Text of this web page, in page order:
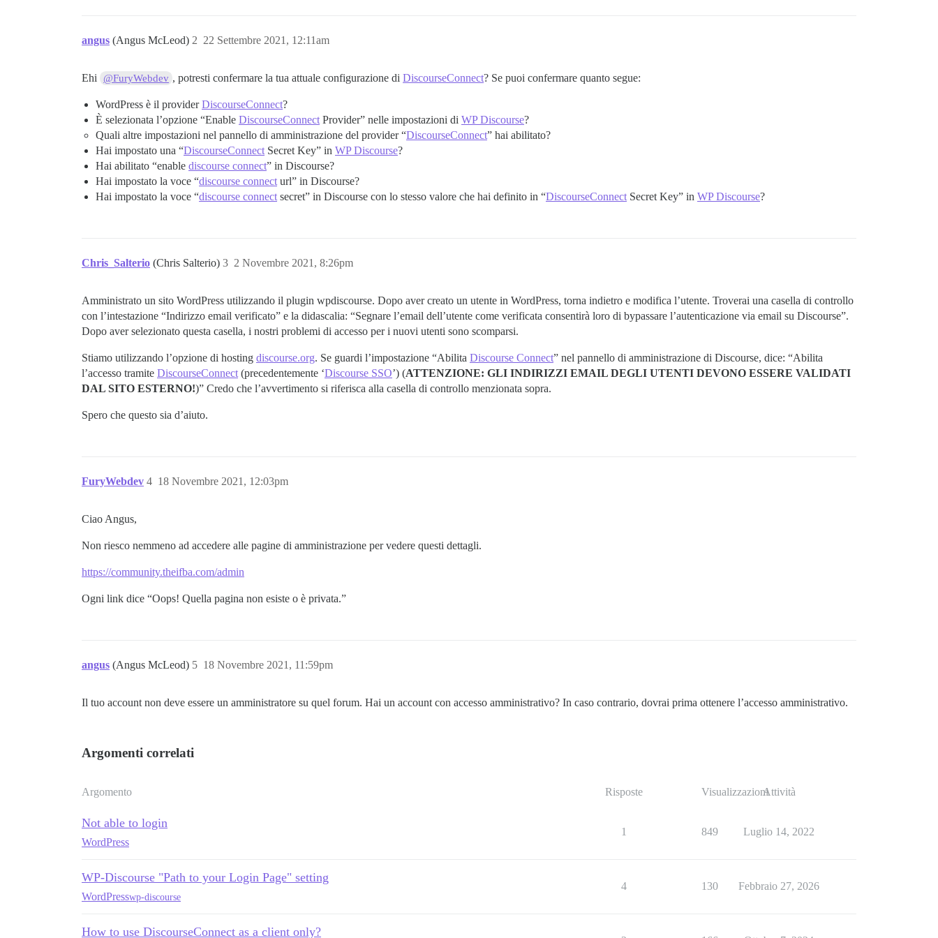
angus (Angus McLeod) 22 Settembre 2021, 12:11am
2
Ehi @FuryWebdev , potresti confermare la tua attuale configurazione diDiscourseConnect? Se puoi confermare quanto segue:
WordPress è il providerDiscourseConnect?
È selezionata l’opzione “Enable DiscourseConnect Provider” nelle impostazioni di WP Discourse?
Quali altre impostazioni nel pannello di amministrazione del provider “DiscourseConnect” hai abilitato?
Hai impostato una “DiscourseConnect Secret Key” in WP Discourse?
Hai abilitato “enable discourse connect” in Discourse?
Hai impostato la voce “discourse connect url” in Discourse?
Hai impostato la voce “discourse connect secret” in Discourse con lo stesso valore che hai definito in “DiscourseConnect Secret Key” in WP Discourse?
Chris_Salterio (Chris Salterio) 2 Novembre 2021, 8:26pm
3
Amministrato un sito WordPress utilizzando il plugin wpdiscourse. Dopo aver creato un utente in WordPress, torna indietro e modifica l’utente. Troverai una casella di controllo
con l’intestazione “Indirizzo email verificato” e la didascalia: “Segnare l’email dell’utente come verificata consentirà loro di bypassare l’autenticazione via email su Discourse”.
Dopo aver selezionato questa casella, i nostri problemi di accesso per i nuovi utenti sono scomparsi.
Stiamo utilizzando l’opzione di hosting discourse.org. Se guardi l’impostazione “Abilita Discourse Connect” nel pannello di amministrazione di Discourse, dice: “Abilita
l’accesso tramite DiscourseConnect (precedentemente ‘Discourse SSO’) (ATTENZIONE: GLI INDIRIZZI EMAIL DEGLI UTENTI DEVONO ESSERE VALIDATI
DAL SITO ESTERNO!)” Credo che l’avvertimento si riferisca alla casella di controllo menzionata sopra.
Spero che questo sia d’aiuto.
FuryWebdev 18 Novembre 2021, 12:03pm
4
Ciao Angus,
Non riesco nemmeno ad accedere alle pagine di amministrazione per vedere questi dettagli.
https://community.theifba.com/admin
Ogni link dice “Oops! Quella pagina non esiste o è privata.”
angus (Angus McLeod) 18 Novembre 2021, 11:59pm
5
Il tuo account non deve essere un amministratore su quel forum. Hai un account con accesso amministrativo? In caso contrario, dovrai prima ottenere l’accesso amministrativo.
Argomenti correlati
Argomento Risposte VisualizzazioniAttività
Not able to login
WordPress
1 849 Luglio 14, 2022
WP-Discourse "Path to your Login Page" setting
WordPresswp-discourse
4 130 Febbraio 27, 2026
How to use DiscourseConnect as a client only?